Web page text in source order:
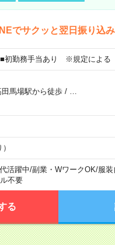
でサクッと翌日振り込み
勤務手当あり ※規定による
田馬場駅から徒歩/ …
活躍中/副業・WワークOK/服装
不要
る